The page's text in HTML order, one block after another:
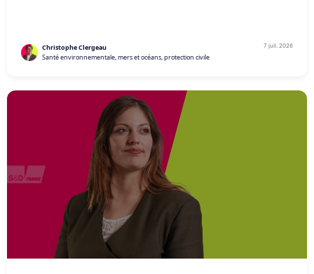
Christophe Clergeau
Santé environnementale, mers et océans, protection civile
7 juil. 2026